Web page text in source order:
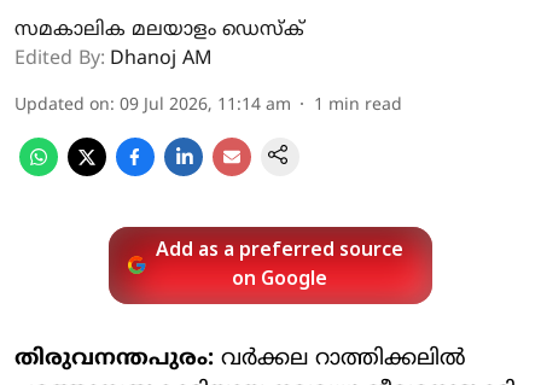
സമകാലിക മലയാളം ഡെസ്ക്
Edited By: Dhanoj AM
Updated on: 09 Jul 2026, 11:14 am 1 min read
Add as a preferred source
on Google
തിരുവനന്തപുരം: വര്‍ക്കല റാത്തിക്കലില്‍